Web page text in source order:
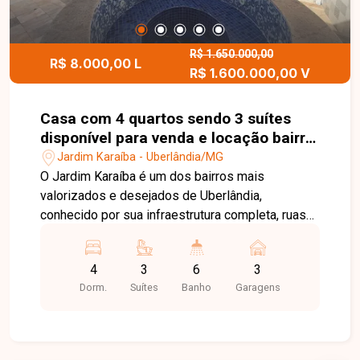
ao ar livre, segurança e portaria 24 horas. Entre
em contato para mais informações e agende uma
visita para conhecer este excelente apartamento.
R$ 8.000,00 L
R$ 1.650.000,00
R$ 1.600.000,00 V
Casa com 4 quartos sendo 3 suítes
disponível para venda e locação bairro
Jardim Karaíba em Uberlândia-MG
Jardim Karaíba - Uberlândia/MG
O Jardim Karaíba é um dos bairros mais
valorizados e desejados de Uberlândia,
conhecido por sua infraestrutura completa, ruas
oferece fácil acesso às principais avenidas da
cidade, além de estar próxima a supermercados,
escolas, restaurantes, farmácias, academias e
4
Dorm.
3
Suítes
6
Banho
3
Garagens